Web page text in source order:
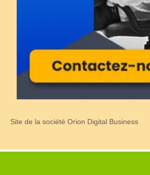
Site de la société Orion Digital Business